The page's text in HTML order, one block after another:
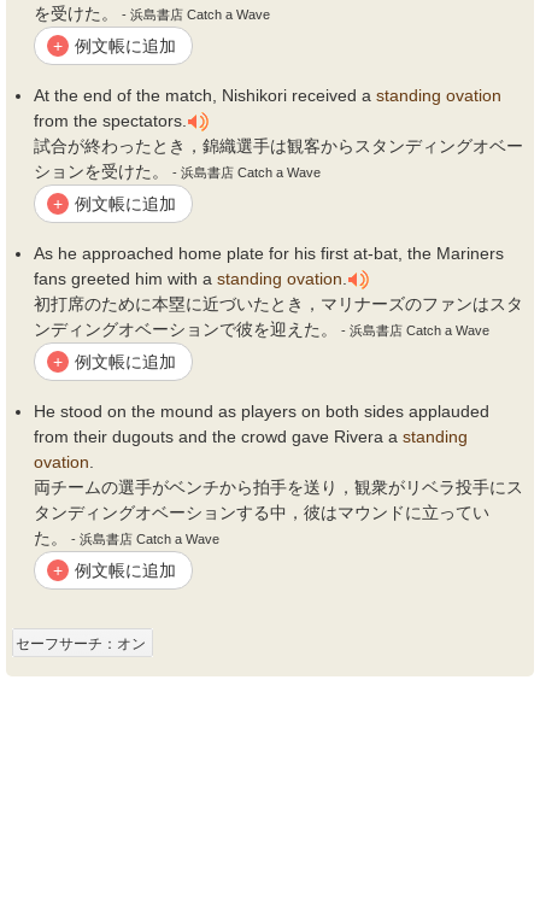
を受けた。 - 浜島書店 Catch a Wave
+ 例文帳に追加
At the end of the match, Nishikori received a standing ovation
from the spectators.
試合が終わったとき，錦織選手は観客からスタンディングオベー
ションを受けた。
- 浜島書店 Catch a Wave
+ 例文帳に追加
As he approached home plate for his first at-bat, the Mariners
fans greeted him with a standing ovation
初打席のために本塁に近づいたとき，マリナーズのファンはスタ
ンディングオベーションで彼を迎えた。
- 浜島書店 Catch a Wave
+ 例文帳に追加
He stood on the mound as players on both sides applauded
from their dugouts and the crowd gave Rivera a standing
ovation
両チームの選手がベンチから拍手を送り，観衆がリベラ投手にス
タンディングオベーションする中，彼はマウンドに立ってい
た。
- 浜島書店 Catch a Wave
+ 例文帳に追加
セーフサーチ：オン